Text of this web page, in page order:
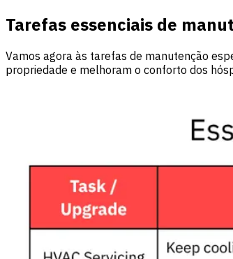
Tarefas essenciais de
Vamos agora às tarefas de manutenção
propriedade e melhoram o conforto dos